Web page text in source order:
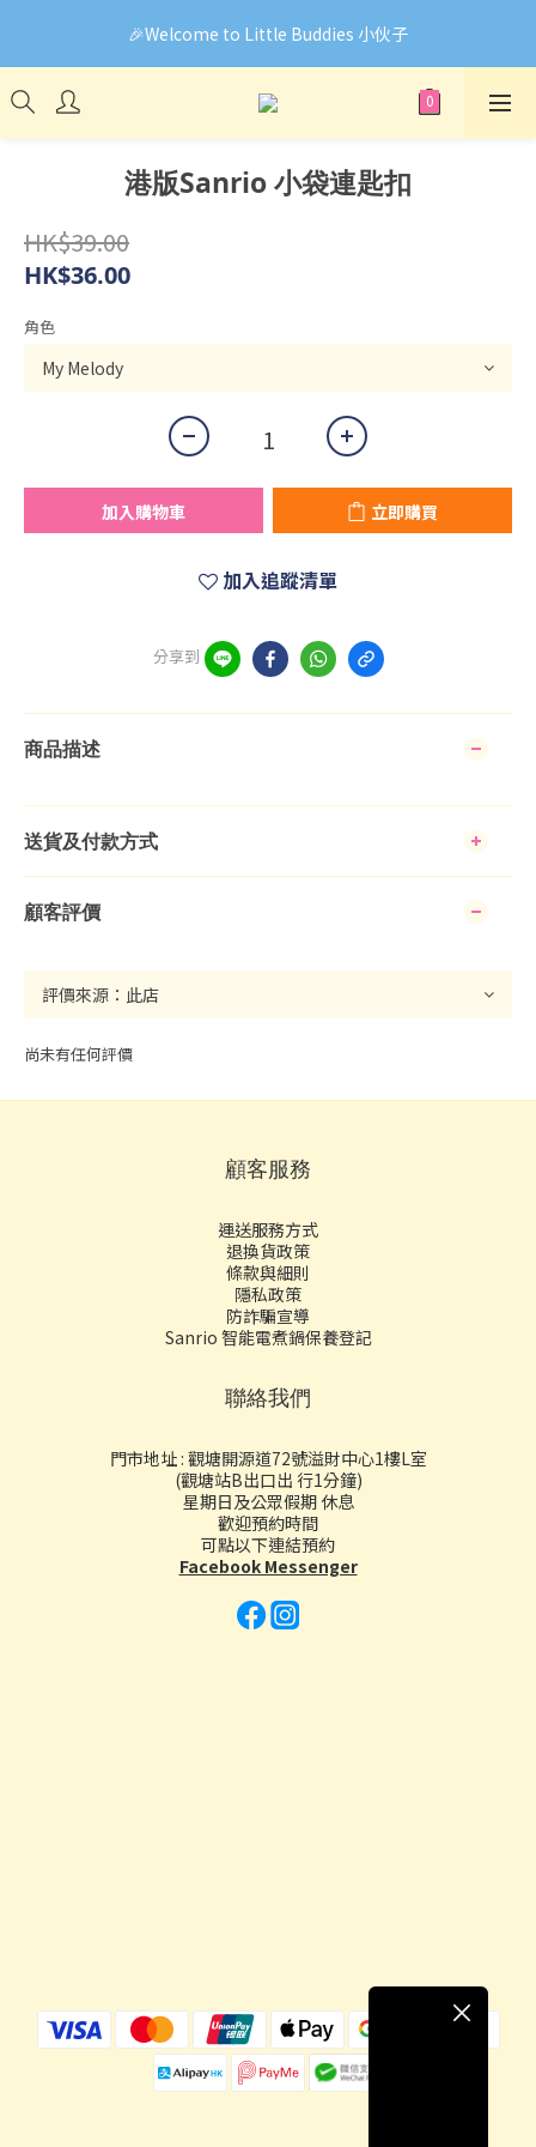
🎉Welcome to Little Buddies 小伙子
🎉Welcome to Little Buddies 小伙子
網頁系統升級中，部份貨品價錢未能正確顯示🙏下單前可先
Facebook Messenger與我們聯絡❤️
🎉Welcome to Little Buddies 小伙子
港版Sanrio 小袋連匙扣
HK$39.00
HK$36.00
角色
加入購物車 立即購買
加入追蹤清單
分享到
商品描述
送貨及付款方式
顧客評價
尚未有任何評價
顧客服務
運送服務方式
退換貨政策
條款與細則
隱私政策
防詐騙宣導
Sanrio 智能電煮鍋保養登記
聯絡我們
門市地址 : 觀塘開源道72號溢財中心1樓L室
(觀塘站B出口出 行1分鐘)
星期日及公眾假期 休息
歡迎預約時間
可點以下連結預約
Facebook Messenger